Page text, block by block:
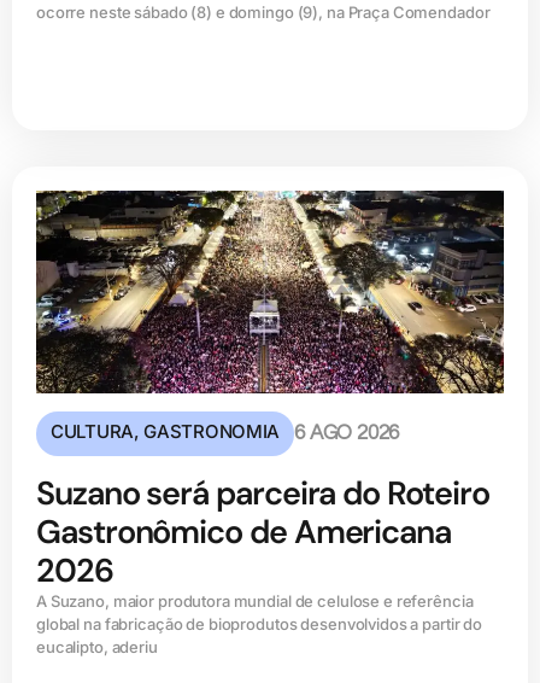
ocorre neste sábado (8) e domingo (9), na Praça Comendador
CULTURA,GASTRONOMIA 6 AGO 2026
Suzano será parceira do Roteiro
Gastronômico de Americana
2026
A Suzano, maior produtora mundial de celulose e referência
global na fabricação de bioprodutos desenvolvidos a partir do
eucalipto, aderiu